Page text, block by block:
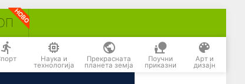
Наука и
технологија
Прекрасната
планета земја
Поучни
приказни
Арт и
дизајн